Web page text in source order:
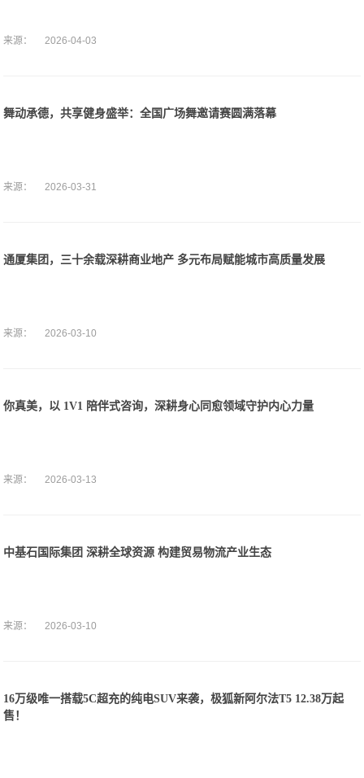
来源： 2026-04-03
舞动承德，共享健身盛举：全国广场舞邀请赛圆满落幕
来源： 2026-03-31
通厦集团，三十余载深耕商业地产 多元布局赋能城市高质量发展
来源： 2026-03-10
你真美，以 1V1 陪伴式咨询，深耕身心同愈领域守护内心力量
来源： 2026-03-13
中基石国际集团 深耕全球资源 构建贸易物流产业生态
来源： 2026-03-10
16万级唯一搭载5C超充的纯电SUV来袭，极狐新阿尔法T5 12.38万起
售！